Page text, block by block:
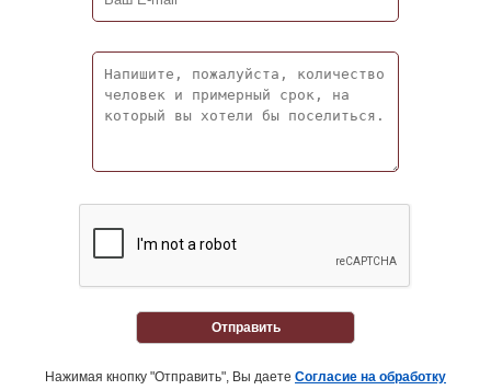
Отправить
Нажимая кнопку "Отправить", Вы даете Согласие на обработку